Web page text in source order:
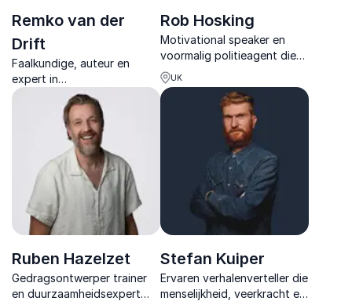
Remko van der
Drift
Faalkundige, auteur en
expert in
organisatieontwikkeling
inspireert met humor en
praktische inzichten om
fouten te benutten als
motor voor groei en
innovatie.
Rob Hosking
Motivational speaker en
voormalig politieagent die
organisaties inspireert met
eerlijke verhalen over
veerkracht, mentale
gezondheid en presteren
UK
Ruben Hazelzet
Gedragsontwerper trainer
en duurzaamheidsexpert
Stefan Kuiper
Ervaren verhalenverteller die
menselijkheid, veerkracht en